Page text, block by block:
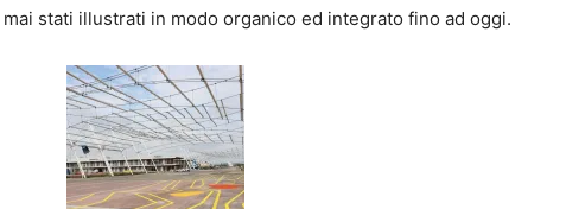
stati illustrati in modo organico ed integrato fino ad oggi.